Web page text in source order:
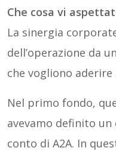
Che cosa vi
La sinergia
dell’operazione da
che vogliono aderire
Nel primo fondo,
avevamo definito
conto di A2A. In